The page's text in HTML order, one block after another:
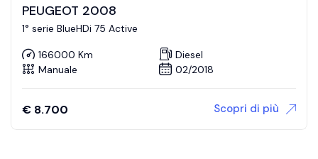
PEUGEOT 2008
1° serie BlueHDi 75 Active
166000 Km
Diesel
Manuale
02/2018
€ 8.700 Scopri di più